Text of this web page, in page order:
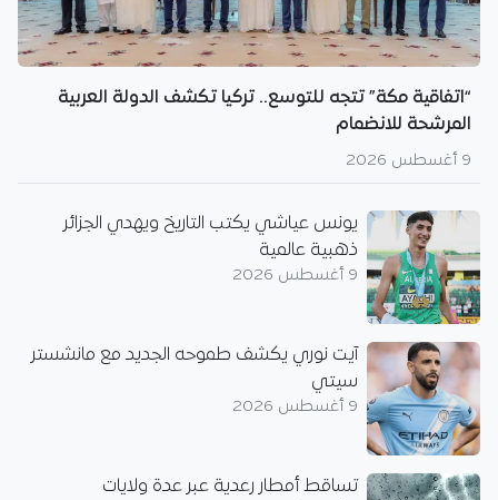
“اتفاقية مكة” تتجه للتوسع.. تركيا تكشف الدولة العربية
المرشحة للانضمام
9 أغسطس 2026
يونس عياشي يكتب التاريخ ويهدي الجزائر
ذهبية عالمية
9 أغسطس 2026
آيت نوري يكشف طموحه الجديد مع مانشستر
سيتي
9 أغسطس 2026
تساقط أمطار رعدية عبر عدة ولايات